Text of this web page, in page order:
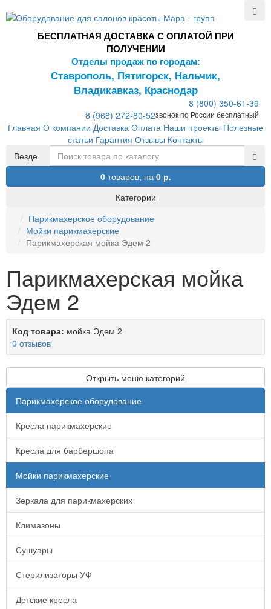
БЕСПЛАТНАЯ ДОСТАВКА С ОПЛАТОЙ ПРИ
ПОЛУЧЕНИИ
Отделы продаж по городам:
Ставрополь, Пятигорск, Нальчик,
Владикавказ, Краснодар
8 (800) 350-61-39
звонок по России бесплатный
8 (968) 272-80-52
Главная О компании Доставка Оплата Наши проекты Полезные
статьи Гарантия Отзывы Контакты
Везде
0товаров, на 0 р.
Категории
Парикмахерское оборудование
Мойки парикмахерские
Парикмахерская мойка Эдем 2
Парикмахерская мойка
Эдем 2
Код товара: мойка Эдем 2
0 отзывов
Открыть меню категорий
Парикмахерское оборудование
Кресла парикмахерские
Кресла для барбершопа
Мойки парикмахерские
Зеркала для парикмахерских
Климазоны
Сушуары
Стерилизаторы УФ
Детские кресла